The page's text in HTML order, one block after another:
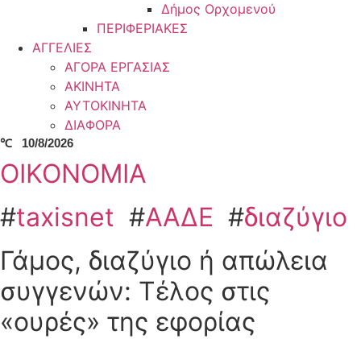
Δήμος Ορχομενού
ΠΕΡΙΦΕΡΙΑΚΕΣ
ΑΓΓΕΛΙΕΣ
ΑΓΟΡΑ ΕΡΓΑΣΙΑΣ
ΑΚΙΝΗΤΑ
ΑΥΤΟΚΙΝΗΤΑ
ΔΙΑΦΟΡΑ
℃ 10/8/2026
ΟΙΚΟΝΟΜΙΑ
#taxisnet #ΑΑΔΕ #διαζύγιο
Γάμος, διαζύγιο ή απώλεια
συγγενών: Τέλος στις
«ουρές» της εφορίας